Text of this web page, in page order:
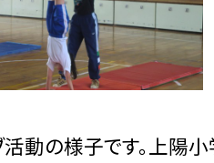
動の様子です。上陽小学